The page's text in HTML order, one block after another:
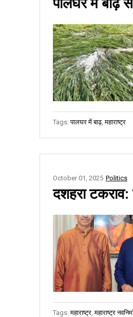
Tags:पालघर में बाढ़,महाराष्ट्र
Politics
October 01, 2025
दशहरा
Tags:महाराष्ट्र ,महाराष्ट्र